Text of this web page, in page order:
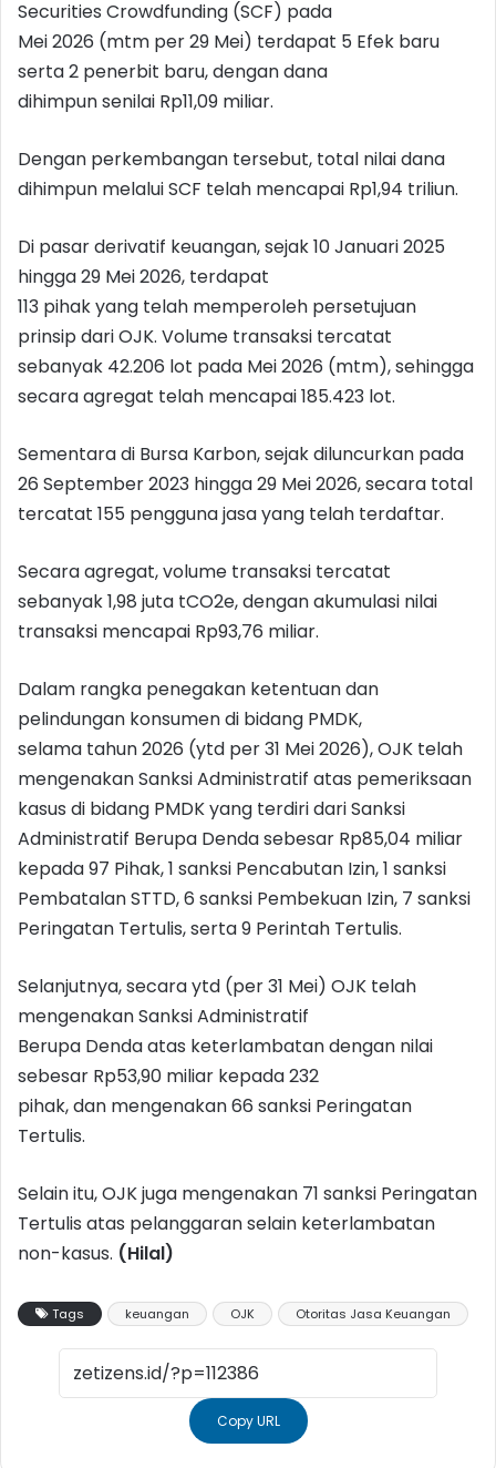
Securities Crowdfunding (SCF) pada
Mei 2026 (mtm per 29 Mei) terdapat 5 Efek baru
serta 2 penerbit baru, dengan dana
dihimpun senilai Rp11,09 miliar.
Dengan perkembangan tersebut, total nilai dana
dihimpun melalui SCF telah mencapai Rp1,94 triliun.
Di pasar derivatif keuangan, sejak 10 Januari 2025
hingga 29 Mei 2026, terdapat
113 pihak yang telah memperoleh persetujuan
prinsip dari OJK. Volume transaksi tercatat
sebanyak 42.206 lot pada Mei 2026 (mtm), sehingga
secara agregat telah mencapai 185.423 lot.
Sementara di Bursa Karbon, sejak diluncurkan pada
26 September 2023 hingga 29 Mei 2026, secara total
tercatat 155 pengguna jasa yang telah terdaftar.
Secara agregat, volume transaksi tercatat
sebanyak 1,98 juta tCO2e, dengan akumulasi nilai
transaksi mencapai Rp93,76 miliar.
Dalam rangka penegakan ketentuan dan
pelindungan konsumen di bidang PMDK,
selama tahun 2026 (ytd per 31 Mei 2026), OJK telah
mengenakan Sanksi Administratif atas pemeriksaan
kasus di bidang PMDK yang terdiri dari Sanksi
Administratif Berupa Denda sebesar Rp85,04 miliar
kepada 97 Pihak, 1 sanksi Pencabutan Izin, 1 sanksi
Pembatalan STTD, 6 sanksi Pembekuan Izin, 7 sanksi
Peringatan Tertulis, serta 9 Perintah Tertulis.
Selanjutnya, secara ytd (per 31 Mei) OJK telah
mengenakan Sanksi Administratif
Berupa Denda atas keterlambatan dengan nilai
sebesar Rp53,90 miliar kepada 232
pihak, dan mengenakan 66 sanksi Peringatan
Tertulis.
Selain itu, OJK juga mengenakan 71 sanksi Peringatan
Tertulis atas pelanggaran selain keterlambatan
non-kasus. (Hilal)
Tags keuangan OJK Otoritas Jasa Keuangan
Copy URL